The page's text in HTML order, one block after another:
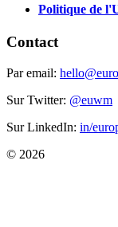
Politique de
Contact
Par email:
Sur Twitter: @euwm
Sur LinkedIn: in/
© 2026